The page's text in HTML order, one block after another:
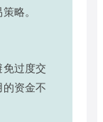
略。
过度交
资金不